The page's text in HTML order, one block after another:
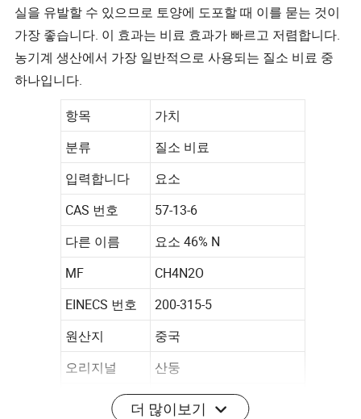
실을 유발할 수 있으므로 토양에 도포할 때 이를 묻는 것이
가장 좋습니다. 이 효과는 비료 효과가 빠르고 저렴합니다.
농기계 생산에서 가장 일반적으로 사용되는 질소 비료 중
하나입니다.
항목
가치
분류
질소 비료
입력합니다
요소
CAS 번호
57-13-6
다른 이름
요소 46% N
MF
CH4N2O
EINECS 번호
200-315-5
원산지
중국
오리지널
산둥
릴리스 유형
통제됨
더 많이보기